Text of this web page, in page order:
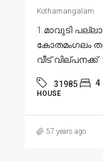
Kothamangalam
1.മാവുടി
കോതമംഗലം
വീട് വില്പനക്ക്.
31985 4
HOUSE
57 years ago